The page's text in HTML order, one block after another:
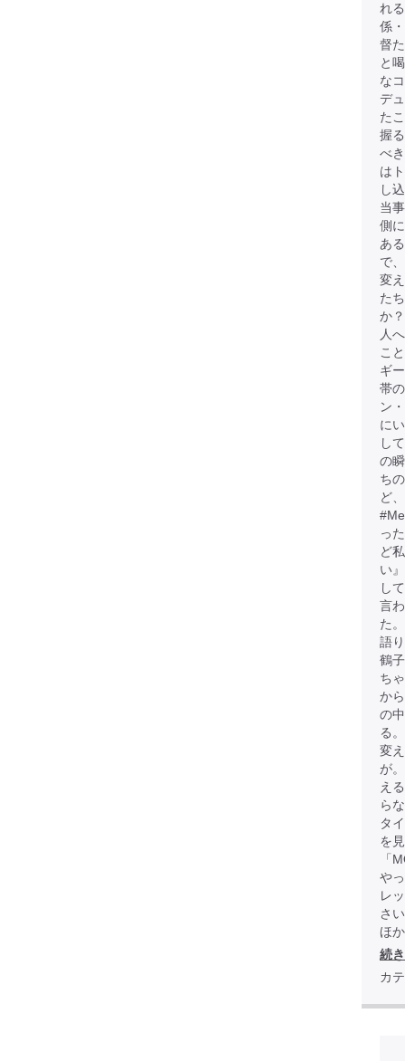
れ
係
督
と
な
デ
た
握
べ
は
し
当
側
あ
で
変
た
か
人
こ
ギ
帯
ン
に
し
の
ち
ど
っ
ど
い
し
言
た
語
鶴
ち
か
の
る
変
が
え
ら
タ
を
「
や
レ
さ
ほ
続
カ